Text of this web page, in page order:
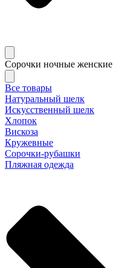
Сорочки ночные женские
Все товары
Натуральный шелк
Искусственный шелк
Хлопок
Вискоза
Кружевные
Сорочки-рубашки
Пляжная одежда